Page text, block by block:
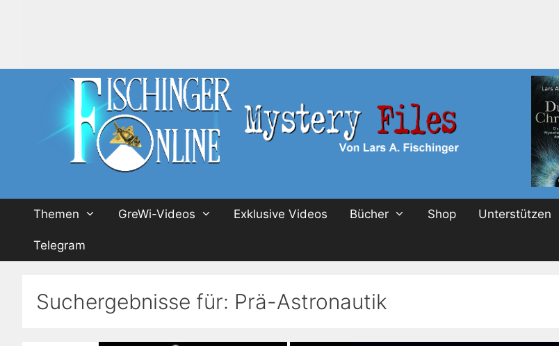
Themen GreWi-Videos Exklusive Videos Bücher Shop Unterstützen
Telegram
Suchergebnisse für: Prä-Astronautik